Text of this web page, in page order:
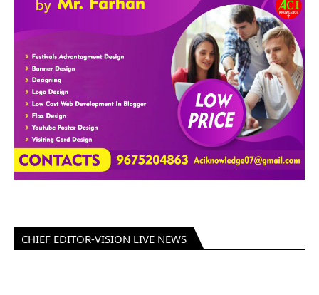
CHIEF EDITOR-VISION LIVE NEWS